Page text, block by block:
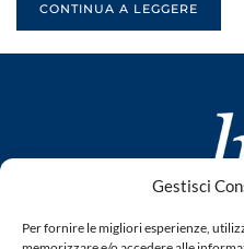
Gestisci
Per fornire le migliori esperienze,
CONTINUA A LEGGERE